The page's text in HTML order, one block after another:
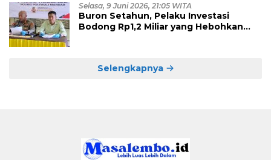
Selasa, 9 Juni 2026, 21:05 WITA
Buron Setahun, Pelaku Investasi
Bodong Rp1,2 Miliar yang Hebohkan
Selengkapnya